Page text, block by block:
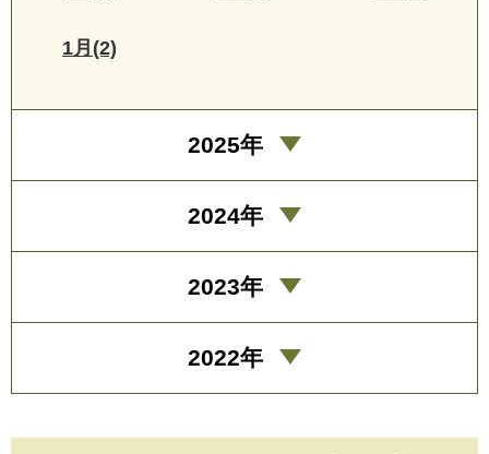
1月(2)
2025年
2024年
2023年
2022年